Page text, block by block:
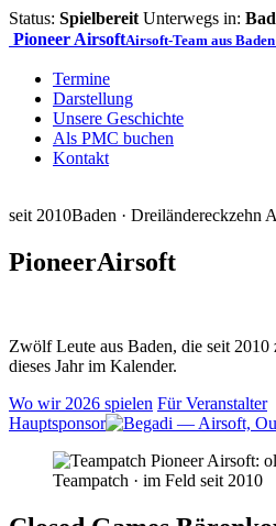
Status: Spielbereit Unterwegs in:
Pioneer AirsoftAirsoft-Team aus Baden
Termine
Darstellung
Unsere Geschichte
Als PMC buchen
Kontakt
seit 2010Baden · Dreiländereckzehn
PioneerAirsoft
Zwölf Leute aus Baden, die seit 2010
dieses Jahr im Kalender.
Wo wir 2026 spielen Für Veranstalter
Hauptsponsor
Teampatch · im Feld seit 2010